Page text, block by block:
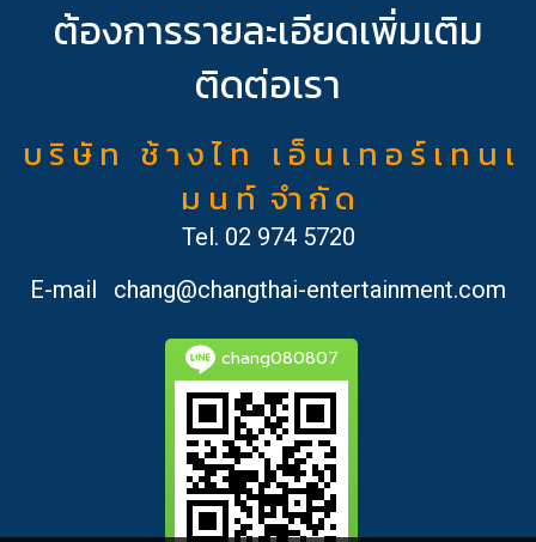
ต้องการรายละเอียดเพิ่มเติม
ติดต่อเรา
บ ริ ษั ท ช้ า ง ไ ท เ อ็ น เ ท อ ร์ เ ท น เ
ม น ท์ จำ กั ด
Tel. 02 974 5720
E-mail
chang@changthai-entertainment.com
chang080807